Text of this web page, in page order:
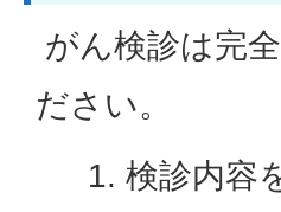
がん検診は完
ださい。
検診内容